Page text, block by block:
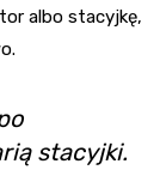
albo stacyjkę,
stacyjki.